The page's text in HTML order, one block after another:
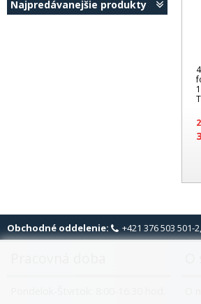
Najpredávanejšie produkty
Obchodné oddelenie: +421 376 503 501-
O